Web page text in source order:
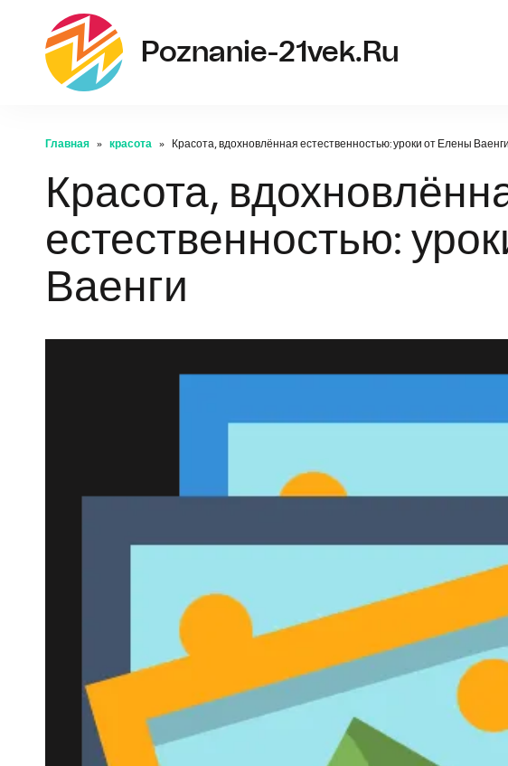
Poznanie-21vek.ru
Главная красота Красота, вдохновлённая естественностью: уроки от Елены Ваенги
Красота,
естественностью:
Ваенги